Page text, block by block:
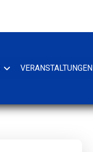
VERANSTALTUNGEN